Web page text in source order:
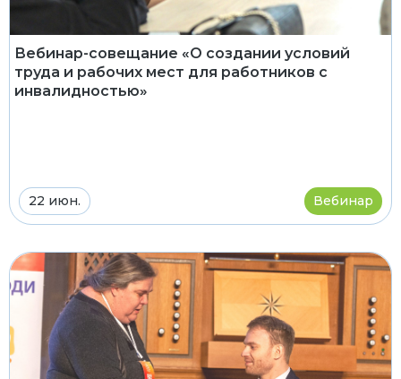
Вебинар-совещание «О создании условий
труда и рабочих мест для работников с
инвалидностью»
22 июн. Вебинар